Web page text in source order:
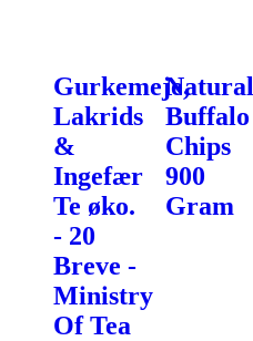
Gurkemeje,
Lakrids
&
Ingefær
Te øko.
- 20
Breve -
Ministry
Of Tea
Natural
Buffalo
Chips
900
Gram